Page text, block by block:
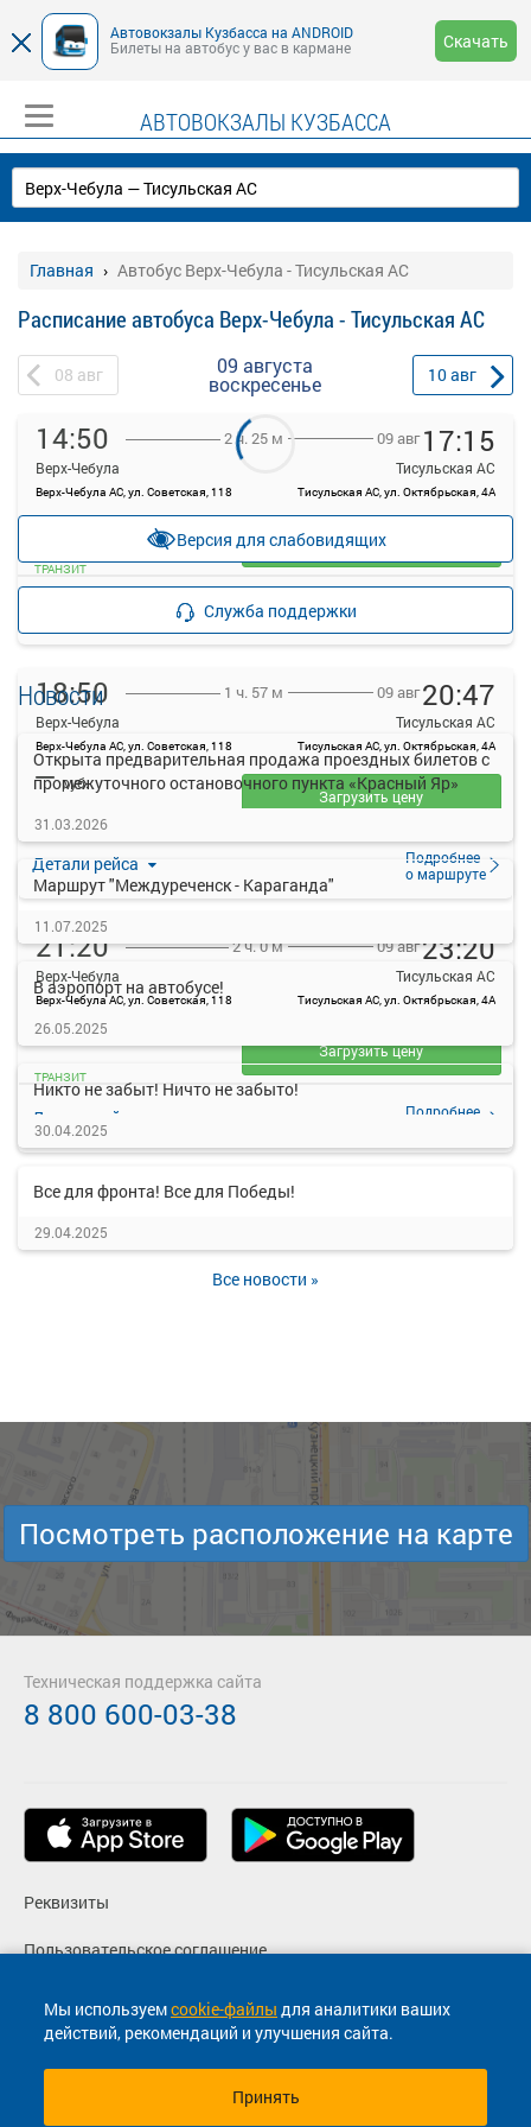
Автовокзалы Кузбасса на ANDROID
Билеты на автобус у вас в кармане
Скачать
АВТОВОКЗАЛЫ КУЗБАССА
Главная Автобус Верх-Чебула - Тисульская АС
Расписание автобуса Верх-Чебула - Тисульская АС
08 авг 09 августа
воскресенье 10авг
14:50
Верх-Чебула
Верх-Чебула АС, ул. Советская, 118
2 ч. 25 м 09 авг 17:15
Тисульская АС
Тисульская АС, ул. Октябрьская, 4А
—
ТРАНЗИТ
Загрузить цену
18:50
Верх-Чебула
Верх-Чебула АС, ул. Советская, 118
1 ч. 57 м 09 авг20:47
Тисульская АС
Тисульская АС, ул. Октябрьская, 4А
Детали рейса
Подробнее
о маршруте
— руб.
ТРАНЗИТ
Загрузить цену
21:20
Верх-Чебула
Верх-Чебула АС, ул. Советская, 118
2 ч. 0 м 09 авг23:20
Тисульская АС
Тисульская АС, ул. Октябрьская, 4А
Детали рейса
Подробнее
— руб.
ТРАНЗИТ
Загрузить цену
Версия для слабовидящих
Служба поддержки
Новости
Открыта предварительная продажа проездных билетов с
промежуточного остановочного пункта «Красный Яр»
31.03.2026
Маршрут "Междуреченск - Караганда"
11.07.2025
В аэропорт на автобусе!
26.05.2025
Никто не забыт! Ничто не забыто!
30.04.2025
Все для фронта! Все для Победы!
29.04.2025
Все новости »
Мы используемcookie-файлы для аналитики ваших
действий, рекомендаций и улучшения сайта.
Принять
Посмотреть расположение на карте
Реквизиты
Пользовательское соглашение
Политика конфиденциальности
Согласие на маркетинговые сообщения
Техническая поддержка сайта
8 800 600-03-38
© 2013-2026, ООО "Капитал"- Онлайн сервис продажи